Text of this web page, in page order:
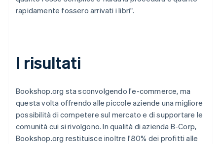
rapidamente fossero arrivati i libri".
I risultati
Bookshop.org sta sconvolgendo l'e-commerce, ma
questa volta offrendo alle piccole aziende una migliore
possibilità di competere sul mercato e di supportare le
comunità cui si rivolgono. In qualità di azienda B-Corp,
Bookshop.org restituisce inoltre l'80% dei profitti alle